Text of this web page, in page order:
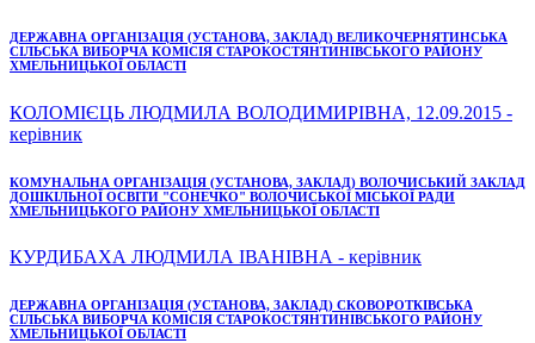
ДЕРЖАВНА ОРГАНІЗАЦІЯ (УСТАНОВА, ЗАКЛАД) ВЕЛИКОЧЕРНЯТИНСЬКА
СІЛЬСЬКА ВИБОРЧА КОМІСІЯ СТАРОКОСТЯНТИНІВСЬКОГО РАЙОНУ
ХМЕЛЬНИЦЬКОЇ ОБЛАСТІ
КОЛОМІЄЦЬ ЛЮДМИЛА ВОЛОДИМИРІВНА, 12.09.2015 -
керівник
КОМУНАЛЬНА ОРГАНІЗАЦІЯ (УСТАНОВА, ЗАКЛАД) ВОЛОЧИСЬКИЙ ЗАКЛАД
ДОШКІЛЬНОЇ ОСВІТИ "СОНЕЧКО" ВОЛОЧИСЬКОЇ МІСЬКОЇ РАДИ
ХМЕЛЬНИЦЬКОГО РАЙОНУ ХМЕЛЬНИЦЬКОЇ ОБЛАСТІ
КУРДИБАХА ЛЮДМИЛА ІВАНІВНА - керівник
ДЕРЖАВНА ОРГАНІЗАЦІЯ (УСТАНОВА, ЗАКЛАД) СКОВОРОТКІВСЬКА
CІЛЬСЬКА ВИБОРЧА КОМІСІЯ СТАРОКОСТЯНТИНІВСЬКОГО РАЙОНУ
ХМЕЛЬНИЦЬКОЇ ОБЛАСТІ